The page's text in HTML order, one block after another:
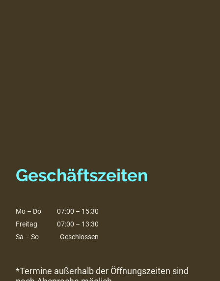
Geschäftszeiten
Mo – Do 07:00 – 15:30
Freitag
07:00 – 13:30
Sa – So Geschlossen
*Termine außerhalb der Öffnungszeiten sind